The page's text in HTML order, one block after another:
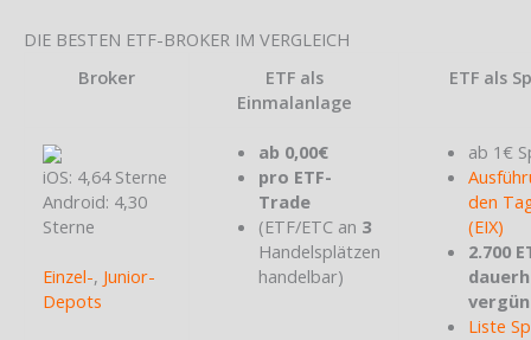
DIE BESTEN ETF-BROKER IM VERGLEICH
Broker
ETF als
Einmalanlage
ETF als
iOS: 4,64 Sterne
Android: 4,30
Sterne
Einzel-, Junior-
Depots
ab 0,00€
pro ETF-
Trade
(ETF/ETC an 3
Handelsplätzen
handelbar)
ab 1€
den
(EIX)
2.700
Liste